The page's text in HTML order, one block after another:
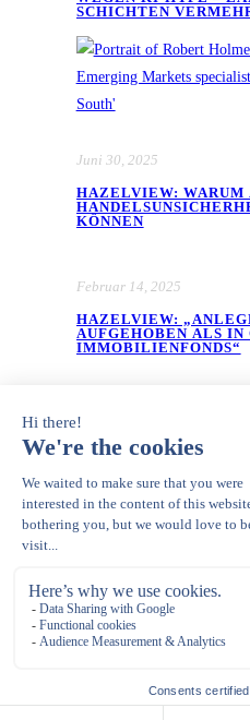
SCHICHTEN
Juni 30, 2025
HAZELVIEW: WARUM
KÖNNEN
Februar 14, 2025
HAZELVIEW:
AUFGEHOBEN ALS IN
IMMOBILIENFONDS“
Januar 14, 2025
HAZELVIEW: FÜNF
EINE DAVON
Opens in a new tab
Copyright © 2023 – present. Gerle
Englisch)